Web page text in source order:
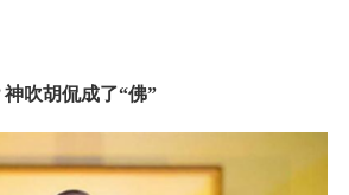
吹胡侃成了“佛”